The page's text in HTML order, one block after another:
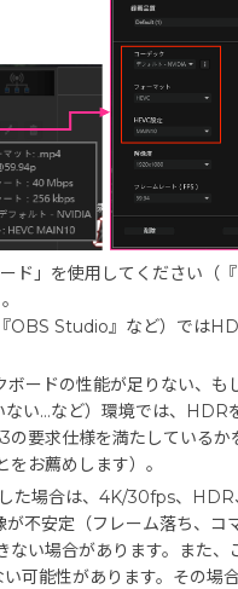
」を使用してください（『
OBS Studio』など）では
ードの性能が足りない、も
い…など）環境では、HDR
の要求仕様を満たしているか
お薦めします）。
た場合は、4K/30fps、HDR
不安定（フレーム落ち、コ
ない場合があります。また、
可能性があります。その場